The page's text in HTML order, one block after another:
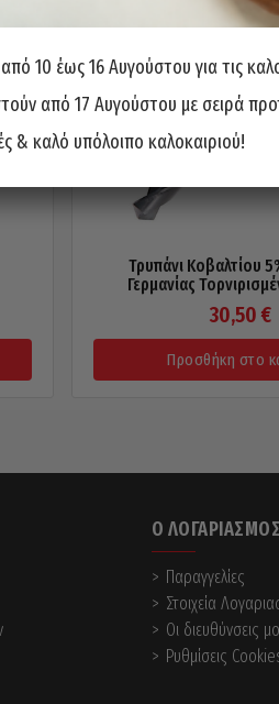
Τρυπάνι Κοβαλτίου
Γερμανίας
30,50 €
Προσθήκη στο
Ο
Παραγγελίες
Στοιχεία
Οι διευθύνσεις
Ρυθμίσεις
10 έως 16 Αυγούστου για τις
από 17 Αυγούστου με σειρά
& καλό υπόλοιπο καλοκαιριού!